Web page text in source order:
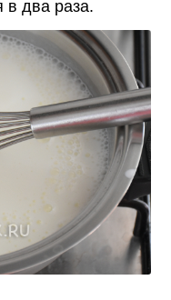
в два раза.